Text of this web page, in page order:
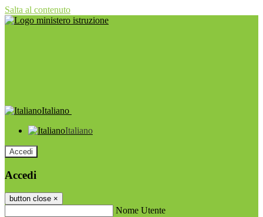
Salta al contenuto
Italiano
Italiano
Accedi
Accedi
button close ×
Nome Utente